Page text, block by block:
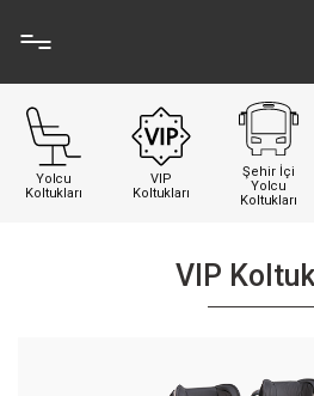
Yolcu
Koltukları
VIP
Koltukları
Şehir İçi
Yolcu
Koltukları
VIP